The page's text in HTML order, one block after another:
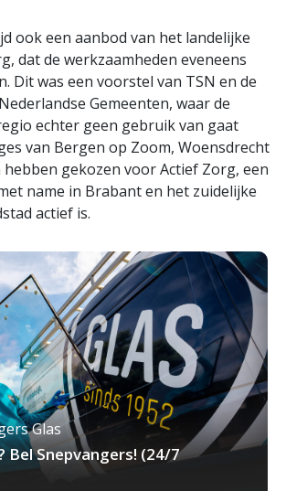
ook een aanbod van het landelijke
dat de werkzaamheden eveneens
Dit was een voorstel van TSN en de
Gemeenten, waar de
echter geen gebruik van gaat
van Bergen op Zoom, Woensdrecht
gekozen voor Actief Zorg, een
name in Brabant en het zuidelijke
actief is.
Glas
Bel Snepvangers! (24/7